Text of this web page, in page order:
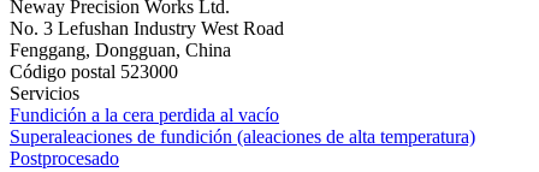
Neway Precision Works Ltd.
No. 3 Lefushan Industry West Road
Fenggang, Dongguan, China
Código postal 523000
Servicios
Fundición a la cera perdida al vacío
Superaleaciones de fundición (aleaciones de alta temperatura)
Postprocesado